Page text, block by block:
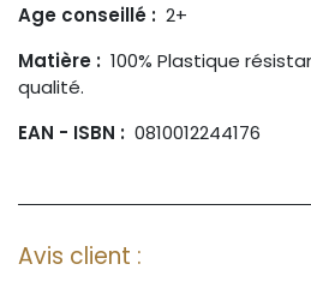
Age conseillé : 2+
Matière : 100% Plastique
qualité.
EAN - ISBN : 0810012244176
Avis client :